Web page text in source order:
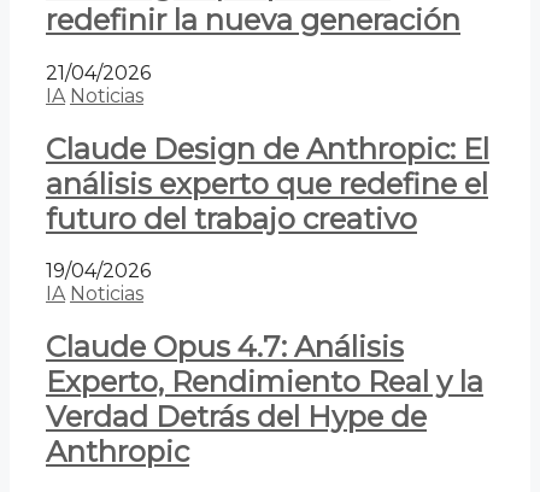
redefinir la nueva generación
21/04/2026
IA Noticias
Claude Design de Anthropic: El
análisis experto que redefine el
futuro del trabajo creativo
19/04/2026
IA Noticias
Claude Opus 4.7: Análisis
Experto, Rendimiento Real y la
Verdad Detrás del Hype de
Anthropic